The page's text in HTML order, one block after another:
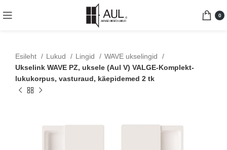
0
Esileht Lukud Lingid
WAVE ukselingid
Ukselink WAVE PZ, uksele (Aul V) VALGE-Komplekt-
lukukorpus, vasturaud, käepidemed 2 tk